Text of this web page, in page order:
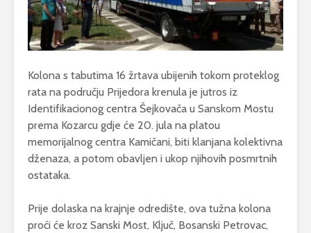
Kolona s tabutima 16 žrtava ubijenih tokom proteklog
rata na području Prijedora krenula je jutros iz
Identifikacionog centra Šejkovača u Sanskom Mostu
prema Kozarcu gdje će 20. jula na platou
memorijalnog centra Kamičani, biti klanjana kolektivna
dženaza, a potom obavljen i ukop njihovih posmrtnih
ostataka.
Prije dolaska na krajnje odredište, ova tužna kolona
proći će kroz Sanski Most, Ključ, Bosanski Petrovac,